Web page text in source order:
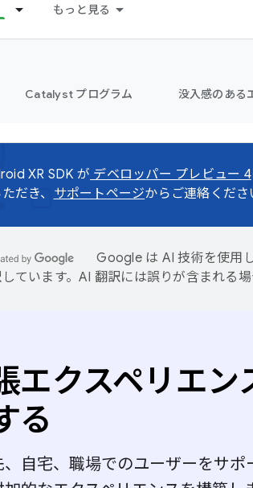
もっと見る
Catalyst プログラム 没入感のある
XR SDK が デベロッパー プレビュー 4
だき、 サポートページからご連絡くださ
Google は AI 技術を使用
ています。AI 翻訳には誤りが含まれる場
エクスペリエン
る
、自宅、職場でのユーザーをサポ